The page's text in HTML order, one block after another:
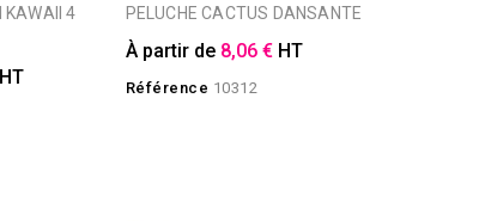
HT
PELUCHE CACTUS DANSANTE
À partir de 8,06 € HT
Référence 10312